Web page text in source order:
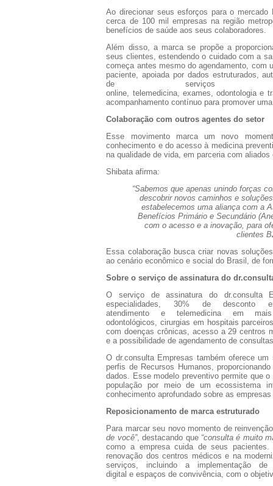
Ao direcionar seus esforços para o mercado
cerca de 100 mil empresas na região
benefícios de saúde aos seus colaboradores.
Além disso, a marca se propõe a
seus clientes, estendendo o cuidado com a
começa antes mesmo do agendamento, com
paciente, apoiada por dados estruturados,
de
online, telemedicina, exames,odontologiae
acompanhamento contínuo para promover
Colaboração com outros agentes do setor
Esse movimento marca um novo
conhecimento e do acesso à medicina
na qualidade de vida, em parceria com
Shibata afirma:
“Sabemos que apenas unindo forças
descobrir novos caminhos e
estabelecemos uma aliança com a
Benefícios Primário e Secundário
com o acesso e a inovação, para
clientes
Essa colaboração busca criar novas
ao cenário econômico e social do Brasil, de
Sobre o serviço de assinatura do
O serviço de assinatura do dr.consulta
especialidades,30% de desconto
atendimento e telemedicinaem mais
odontológicos,cirurgias em hospitais
com doenças crônicas, acesso a29 centros
e a possibilidade deagendamento de
O dr.consulta Empresas também oferece
perfis de Recursos Humanos,
dados. Esse modelo preventivo permite que
população por meio de um ecossistema
conhecimento aprofundado sobre as
Reposicionamento de marca estruturado
Para marcar seu novo momento de
de você”, destacando que “consulta é muito
como a empresa cuida de seus
renovação dos centros médicos e na
serviços, incluindo a implementação
digital eespaços de convivência, com o